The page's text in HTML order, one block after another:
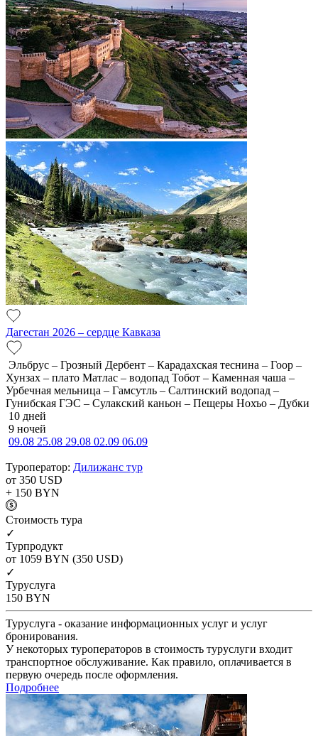
Дагестан 2026 – сердце Кавказа
Эльбрус – Грозный Дербент – Карадахская теснина – Гоор –
Хунзах – плато Матлас – водопад Тобот – Каменная чаша –
Урбечная мельница – Гамсутль – Салтинский водопад –
Гунибская ГЭС – Сулакский каньон – Пещеры Нохъо – Дубки
10 дней
9 ночей
09.08 25.08 29.08 02.09 06.09
Туроператор: Дилижанс тур
от 350 USD
+ 150 BYN
Cтоимость тура
✓
Турпродукт
от 1059 BYN (350 USD)
✓
Туруслуга
150 BYN
Туруслуга - оказание информационных услуг и услуг
бронирования.
У некоторых туроператоров в стоимость туруслуги входит
транспортное обслуживание. Как правило, оплачивается в
первую очередь после оформления.
Подробнее